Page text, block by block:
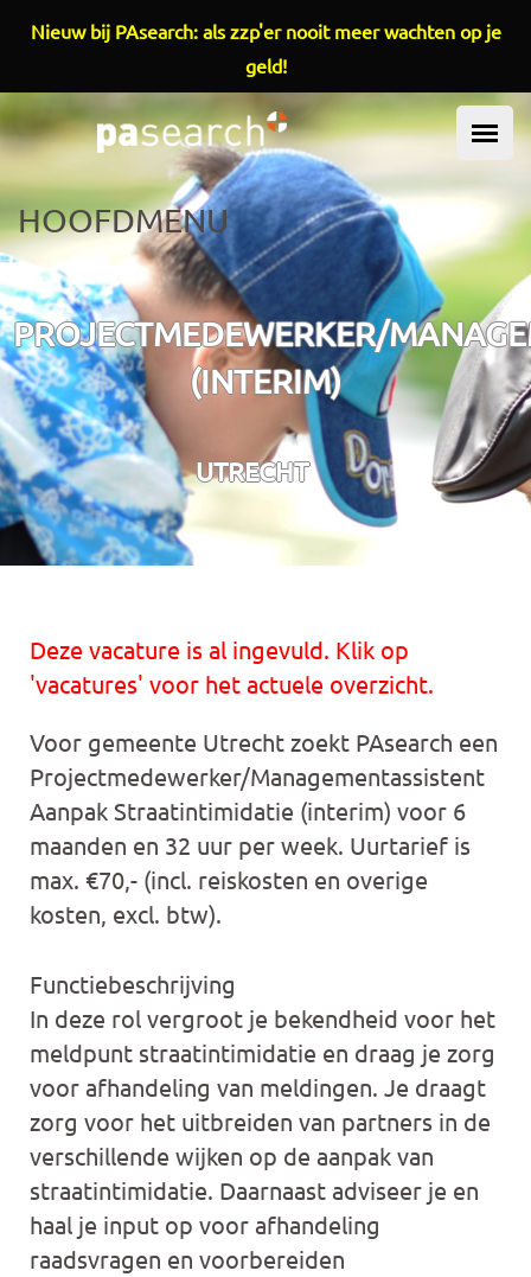
Overslaan en naar de inhoud gaan
HOOFDMENU
PROJECTMEDEWERKER/
(INTERIM)
UTRECHT
Deze vacature is al ingevuld. Klik op
'vacatures' voor het actuele overzicht.
Voor gemeente Utrecht zoekt PAsearch een
Projectmedewerker/Managementassistent
Aanpak Straatintimidatie (interim) voor 6
maanden en 32 uur per week. Uurtarief is
max. €70,- (incl. reiskosten en overige
kosten, excl. btw).
Functiebeschrijving
In deze rol vergroot je bekendheid voor het
meldpunt straatintimidatie en draag je zorg
voor afhandeling van meldingen. Je draagt
zorg voor het uitbreiden van partners in de
verschillende wijken op de aanpak van
straatintimidatie. Daarnaast adviseer je en
haal je input op voor afhandeling
raadsvragen en voorbereiden
Nieuw bij PAsearch: als zzp'er nooit meer wachten op je
geld!